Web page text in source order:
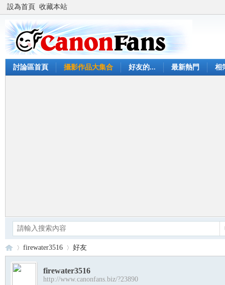
設為首頁 收藏本站
討論區首頁 攝影作品大集合 好友的... 最新熱門 相
firewater3516 好友
firewater3516
http://www.canonfans.biz/?23890